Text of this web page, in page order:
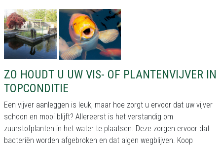
ZO HOUDT U UW VIS- OF PLANTENVIJVER IN
TOPCONDITIE
Een vijver aanleggen is leuk, maar hoe zorgt u ervoor dat uw vijver
schoon en mooi blijft? Allereerst is het verstandig om
zuurstofplanten in het water te plaatsen. Deze zorgen ervoor dat
bacteriën worden afgebroken en dat algen wegblijven. Koop